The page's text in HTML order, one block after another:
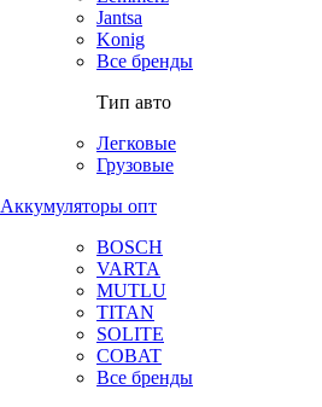
Jantsa
Konig
Все бренды
Тип авто
Легковые
Грузовые
Аккумуляторы опт
BOSCH
VARTA
MUTLU
TITAN
SOLITE
COBAT
Все бренды